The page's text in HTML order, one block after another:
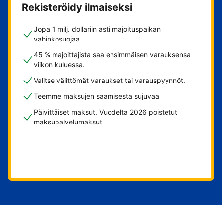
Rekisteröidy ilmaiseksi
Jopa 1 milj. dollariin asti majoituspaikan
vahinkosuojaa
45 % majoittajista saa ensimmäisen varauksensa
viikon kuluessa.
Valitse välittömät varaukset tai varauspyynnöt.
Teemme maksujen saamisesta sujuvaa
Päivittäiset maksut. Vuodelta 2026 poistetut
maksupalvelumaksut
Aloita nyt